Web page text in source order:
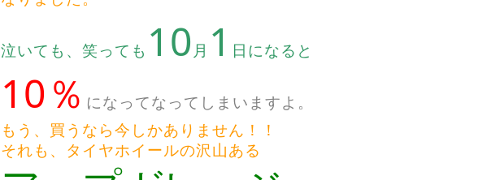
泣いても、笑っても 10 月 1 日になると
10％ になってなってしまいますよ。
もう、買うなら今しかありません！！
それも、タイヤホイールの沢山ある